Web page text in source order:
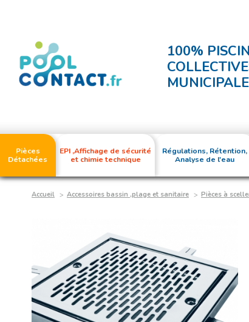
100%
Pièces
Détachées
EPI ,Affichage de sécurité
et chimie technique
Régulations, Rétention,
Analyse de l'eau
Accueil Accessoires bassin ,plage et sanitaire Pièces à